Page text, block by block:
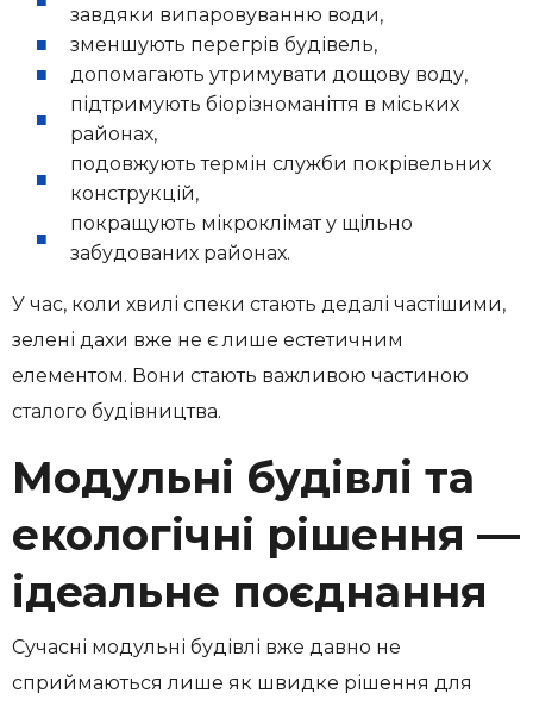
завдяки випаровуванню води,
зменшують перегрів будівель,
допомагають утримувати дощову воду,
підтримують біорізноманіття в міських
районах,
подовжують термін служби покрівельних
конструкцій,
покращують мікроклімат у щільно
забудованих районах.
У час, коли хвилі спеки стають дедалі частішими,
зелені дахи вже не є лише естетичним
елементом. Вони стають важливою частиною
сталого будівництва.
Модульні будівлі та
екологічні рішення —
ідеальне поєднання
Сучасні модульні будівлі вже давно не
сприймаються лише як швидке рішення для